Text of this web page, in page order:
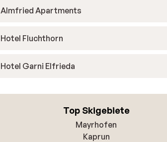
Almfried Apartments
Hotel Fluchthorn
Hotel Garni Elfrieda
Top Skigebiete
Mayrhofen
Kaprun